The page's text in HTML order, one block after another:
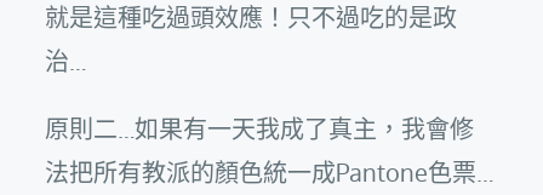
就是這種吃過頭效應！只不過吃的是政
治…
原則二…如果有一天我成了真主，我會修
法把所有教派的顏色統一成Pantone色票…